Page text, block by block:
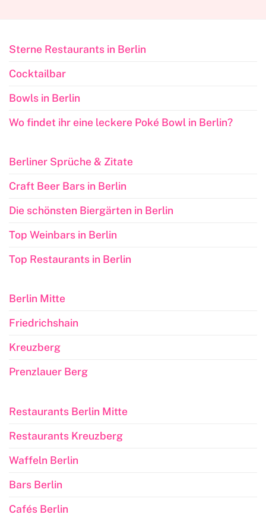
Sterne Restaurants in Berlin
Cocktailbar
Bowls in Berlin
Wo findet ihr eine leckere Poké Bowl in Berlin?
Berliner Sprüche & Zitate
Craft Beer Bars in Berlin
Die schönsten Biergärten in Berlin
Top Weinbars in Berlin
Top Restaurants in Berlin
Berlin Mitte
Friedrichshain
Kreuzberg
Prenzlauer Berg
Restaurants Berlin Mitte
Restaurants Kreuzberg
Waffeln Berlin
Bars Berlin
Cafés Berlin